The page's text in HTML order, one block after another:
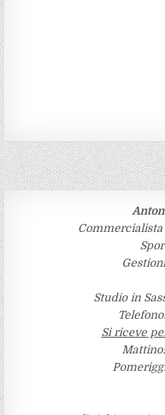
Commercialista
Studio in
Si riceve